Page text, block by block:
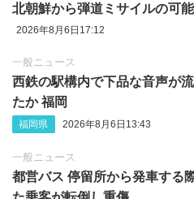
北朝鮮から弾道ミサイルの可
2026年8月6日17:12
一般ニュース
西鉄の駅構内で下品な音声が
たか 福岡
福岡県 2026年8月6日13:43
一般ニュース
都営バス 停留所から発車する